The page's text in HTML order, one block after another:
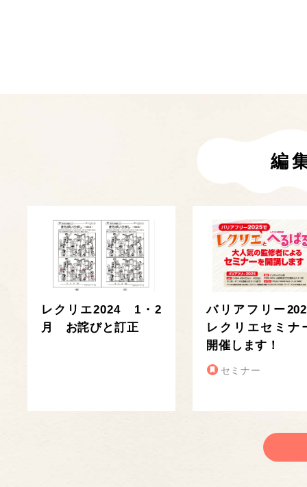
編
レクリエ2024 1・2
月 お詫びと訂正
バリアフリー
レクリエセミナ
開催します！
セミナー